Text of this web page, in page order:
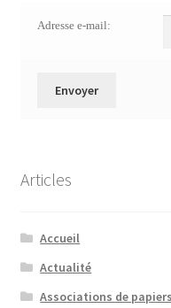
Adresse e-mail:
Articles
Accueil
Actualité
Associations de papiers